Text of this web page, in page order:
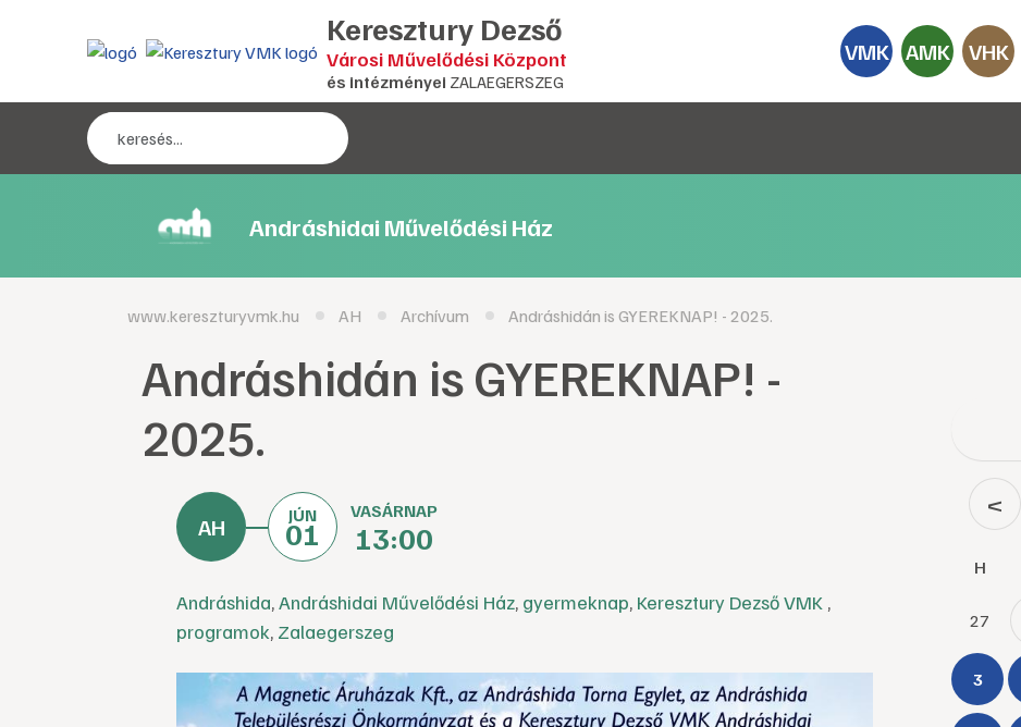
Keresztury Dezső
Városi Művelődési Központ
és intézményei ZALAEGERSZEG
VMK AMK VHK
Andráshidai Művelődési Ház
www.kereszturyvmk.hu AH Archívum Andráshidán is GYEREKNAP! - 2025.
Andráshidán is GYEREKNAP! -
2025.
JÚN
01
VASÁRNAP
13:00
Andráshida,Andráshidai Művelődési Ház, gyermeknap, Keresztury Dezső VMK ,
programok, Zalaegerszeg
<
H
27
3